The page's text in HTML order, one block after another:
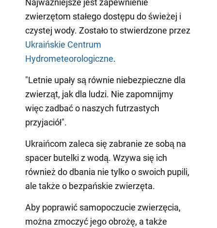
zwierzętom stałego dostępu do świeżej i
czystej wody. Zostało to stwierdzone przez
Ukraińskie Centrum
Hydrometeorologiczne.
"Letnie upały są równie niebezpieczne dla
zwierząt, jak dla ludzi. Nie zapomnijmy
więc zadbać o naszych futrzastych
przyjaciół".
Ukraińcom zaleca się zabranie ze sobą na
spacer butelki z wodą. Wzywa się ich
również do dbania nie tylko o swoich pupili,
ale także o bezpańskie zwierzęta.
Aby poprawić samopoczucie zwierzęcia,
można zmoczyć jego obrożę, a także